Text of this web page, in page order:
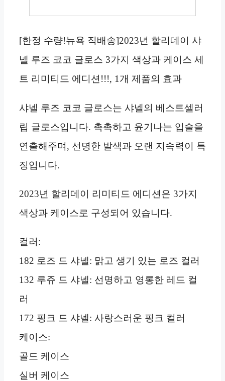
[한정 수량!뉴욕 직배송]2023년 할리데이 샤
넬 루즈 코코 글로스 3가지 색상과 케이스 세
트 리미티드 에디션!!!, 1개 제품의 효과
샤넬 루즈 코코 글로스는 샤넬의 베스트셀러
립 글로스입니다. 촉촉하고 윤기나는 입술을
연출해주며, 선명한 발색과 오랜 지속력이 특
징입니다.
2023년 할리데이 리미티드 에디션은 3가지
색상과 케이스로 구성되어 있습니다.
컬러:
182 로즈 드 샤넬: 맑고 생기 있는 로즈 컬러
132 루쥬 드 샤넬: 선명하고 영롱한 레드 컬
러
172 핑크 드 샤넬: 사랑스러운 핑크 컬러
케이스:
골드 케이스
실버 케이스